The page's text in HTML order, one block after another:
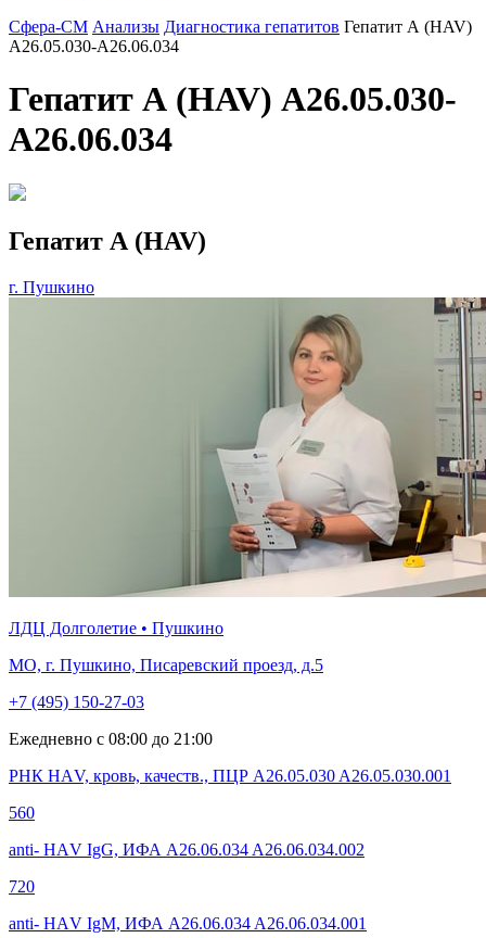
Сфера-СМ Анализы Диагностика гепатитов Гепатит А (HAV)
A26.05.030-A26.06.034
Гепатит А (HAV) A26.05.030-
A26.06.034
Гепатит А (HAV)
г. Пушкино
ЛДЦ Долголетие • Пушкино
МО, г. Пушкино, Писаревский проезд, д.5
+7 (495) 150-27-03
Ежедневно с 08:00 до 21:00
РНК НАV, кровь, качеств., ПЦР A26.05.030 A26.05.030.001
560
anti- НАV IgG, ИФА A26.06.034 A26.06.034.002
720
anti- НАV IgM, ИФА A26.06.034 A26.06.034.001